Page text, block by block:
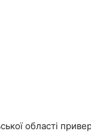
області